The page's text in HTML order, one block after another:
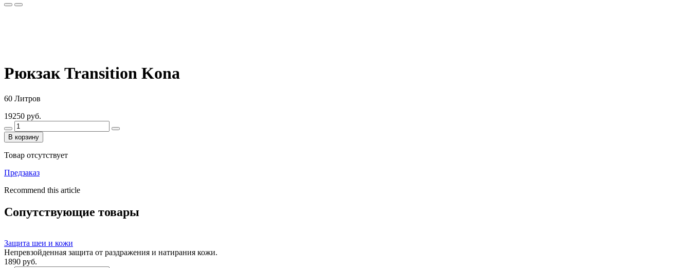
Рюкзак Transition Kona
60 Литров
19250 руб.
В корзину
Товар отсутствует
Предзаказ
Recommend this article
Сопутствующие товары
Защита шеи и кожи
Непревзойденная защита от раздражения и натирания кожи.
1890 руб.